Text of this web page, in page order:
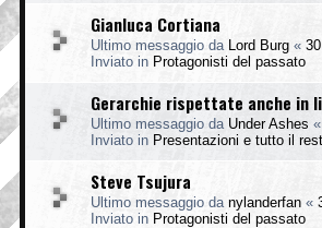
Gianluca Cortiana
Ultimo messaggio da Lord Burg «
Inviato in Protagonisti del passato
Gerarchie rispettate anche in
Ultimo messaggio da Under Ashes «
Inviato in Presentazioni e tutto il
Steve Tsujura
Ultimo messaggio da nylanderfan «
Inviato in Protagonisti del passato